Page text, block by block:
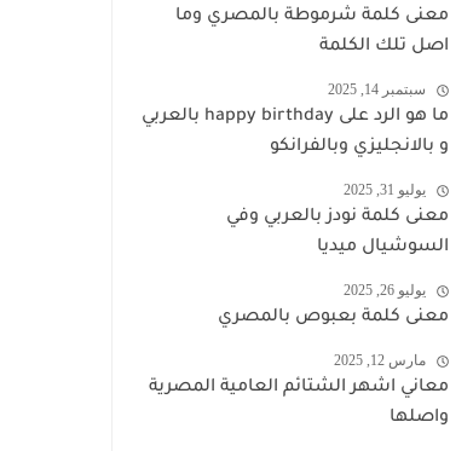
معنى كلمة شرموطة بالمصري وما
اصل تلك الكلمة
سبتمبر 14, 2025
ما هو الرد على happy birthday بالعربي
و بالانجليزي وبالفرانكو
يوليو 31, 2025
معنى كلمة نودز بالعربي وفي
السوشيال ميديا
يوليو 26, 2025
معنى كلمة بعبوص بالمصري
مارس 12, 2025
معاني اشهر الشتائم العامية المصرية
واصلها